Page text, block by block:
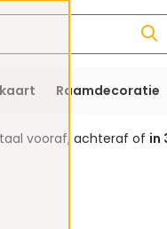
Raamdecoratie
vooraf, achteraf of in